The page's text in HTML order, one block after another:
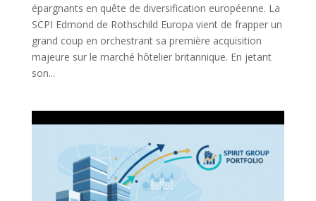
épargnants en quête de diversification européenne. La
SCPI Edmond de Rothschild Europa vient de frapper un
grand coup en orchestrant sa première acquisition
majeure sur le marché hôtelier britannique. En jetant
son...